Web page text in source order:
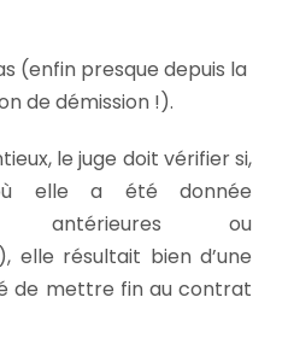
(enfin presque depuis la
de démission !).
le juge doit vérifier si,
elle a été donnée
antérieures ou
elle résultait bien d’une
de mettre fin au contrat